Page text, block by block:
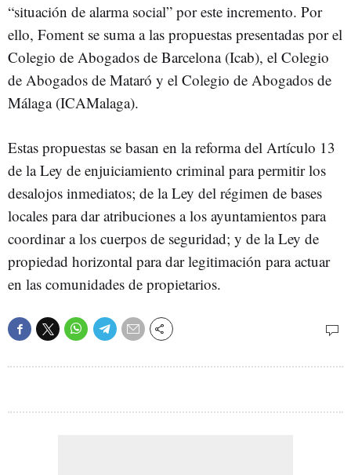
“situación de alarma social” por este incremento. Por
ello, Foment se suma a las propuestas presentadas por el
Colegio de Abogados de Barcelona (Icab), el Colegio
de Abogados de Mataró y el Colegio de Abogados de
Málaga (ICAMalaga).
Estas propuestas se basan en la reforma del Artículo 13
de la Ley de enjuiciamiento criminal para permitir los
desalojos inmediatos; de la Ley del régimen de bases
locales para dar atribuciones a los ayuntamientos para
coordinar a los cuerpos de seguridad; y de la Ley de
propiedad horizontal para dar legitimación para actuar
en las comunidades de propietarios.